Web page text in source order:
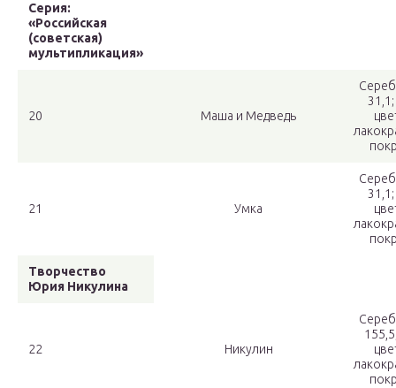
Серия:
«Российская
(советская)
мультипликация»
20 Маша и Медведь
21 Умка
Творчество
Юрия Никулина
22 Никулин